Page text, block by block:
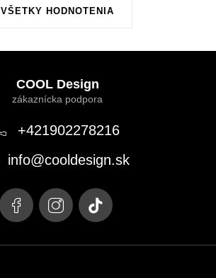
VŠETKY HODNOTENIA
COOL Design
+421902278216
info@cooldesign.sk